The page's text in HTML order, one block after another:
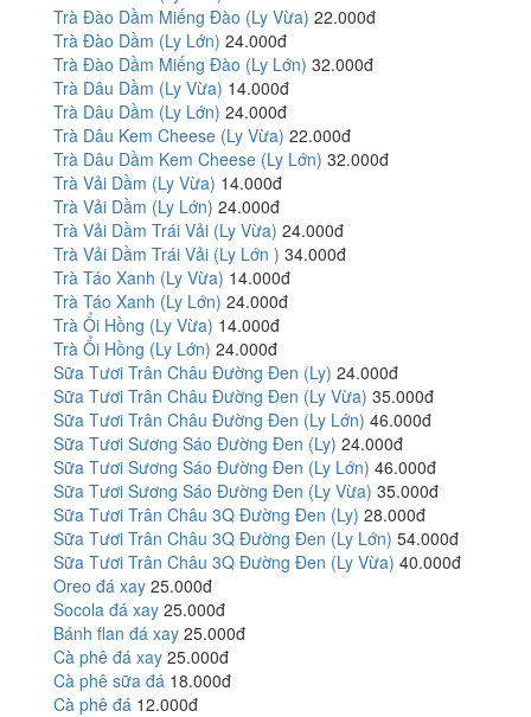
Trà Đào Dầm Miếng Đào (Ly Vừa) 22.000đ
Trà Đào Dầm (Ly Lớn) 24.000đ
Trà Đào Dầm Miếng Đào (Ly Lớn) 32.000đ
Trà Dâu Dầm (Ly Vừa) 14.000đ
Trà Dâu Dầm (Ly Lớn) 24.000đ
Trà Dâu Kem Cheese (Ly Vừa) 22.000đ
Trà Dâu Dầm Kem Cheese (Ly Lớn) 32.000đ
Trà Vải Dầm (Ly Vừa) 14.000đ
Trà Vải Dầm (Ly Lớn) 24.000đ
Trà Vải Dầm Trái Vải (Ly Vừa) 24.000đ
Trà Vải Dầm Trái Vải (Ly Lớn ) 34.000đ
Trà Táo Xanh (Ly Vừa) 14.000đ
Trà Táo Xanh (Ly Lớn) 24.000đ
Trà Ổi Hồng (Ly Vừa) 14.000đ
Trà Ổi Hồng (Ly Lớn) 24.000đ
Sữa Tươi Trân Châu Đường Đen (Ly) 24.000đ
Sữa Tươi Trân Châu Đường Đen (Ly Vừa) 35.000đ
Sữa Tươi Trân Châu Đường Đen (Ly Lớn) 46.000đ
Sữa Tươi Sương Sáo Đường Đen (Ly) 24.000đ
Sữa Tươi Sương Sáo Đường Đen (Ly Lớn) 46.000đ
Sữa Tươi Sương Sáo Đường Đen (Ly Vừa) 35.000đ
Sữa Tươi Trân Châu 3Q Đường Đen (Ly) 28.000đ
Sữa Tươi Trân Châu 3Q Đường Đen (Ly Lớn) 54.000đ
Sữa Tươi Trân Châu 3Q Đường Đen (Ly Vừa) 40.000đ
Oreo đá xay 25.000đ
Socola đá xay 25.000đ
Bánh flan đá xay 25.000đ
Cà phê đá xay 25.000đ
Cà phê sữa đá 18.000đ
Cà phê đá 12.000đ